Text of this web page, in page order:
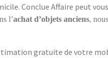
Conclue Affaire peut
l’achat d’objets anciens,
gratuite de votre